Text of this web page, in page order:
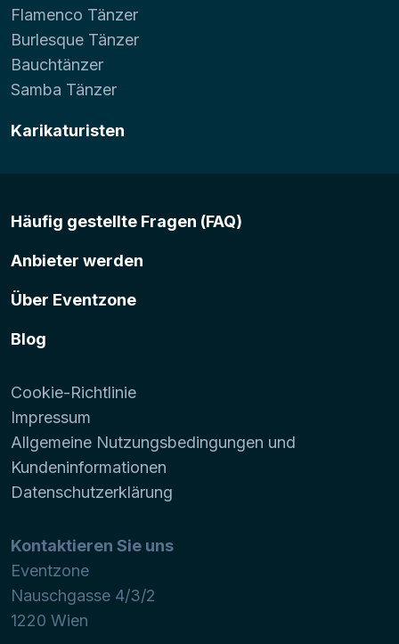
Flamenco Tänzer
Burlesque Tänzer
Bauchtänzer
Samba Tänzer
Karikaturisten
Häufig gestellte Fragen (FAQ)
Anbieter werden
Über Eventzone
Blog
Cookie-Richtlinie
Impressum
Allgemeine Nutzungsbedingungen und
Kundeninformationen
Datenschutzerklärung
Kontaktieren Sie uns
Eventzone
Nauschgasse 4/3/2
1220 Wien